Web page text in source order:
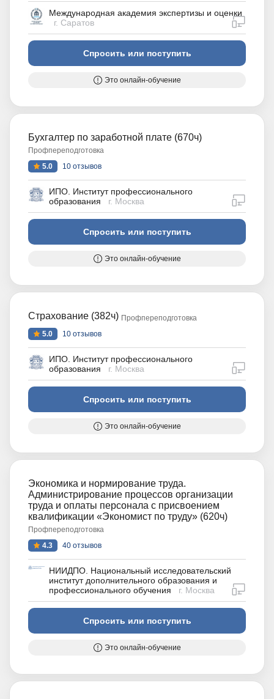
Международная академия экспертизы и оценки
г. Саратов
Спросить или поступить
Это онлайн-обучение
Бухгалтер по заработной плате (670ч)
Профпереподготовка
5.0
10 отзывов
ИПО. Институт профессионального
образования
г. Москва
Спросить или поступить
Это онлайн-обучение
Страхование (382ч) Профпереподготовка
5.0
10 отзывов
ИПО. Институт профессионального
образования
г. Москва
Спросить или поступить
Это онлайн-обучение
Экономика и нормирование труда.
Администрирование процессов организации
труда и оплаты персонала с присвоением
квалификации «Экономист по труду» (620ч)
Профпереподготовка
4.3
40 отзывов
НИИДПО. Национальный исследовательский
институт дополнительного образования и
профессионального обучения
г. Москва
Спросить или поступить
Это онлайн-обучение